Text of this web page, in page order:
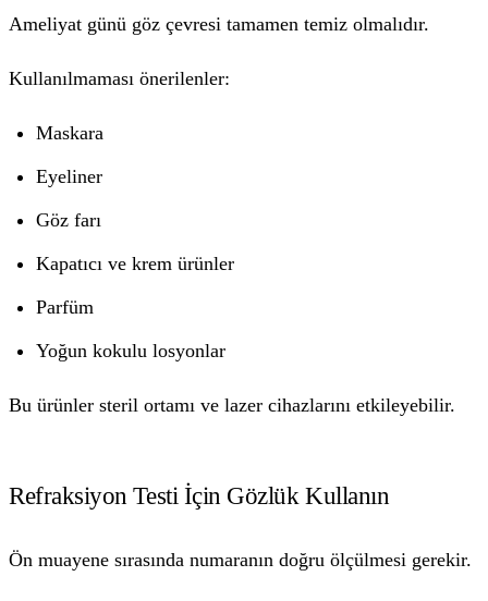
Ameliyat günü göz çevresi tamamen temiz olmalıdır.
Kullanılmaması önerilenler:
Maskara
Eyeliner
Göz farı
Kapatıcı ve krem ürünler
Parfüm
Yoğun kokulu losyonlar
Bu ürünler steril ortamı ve lazer cihazlarını etkileyebilir.
Refraksiyon Testi İçin Gözlük Kullanın
Ön muayene sırasında numaranın doğru ölçülmesi gerekir.